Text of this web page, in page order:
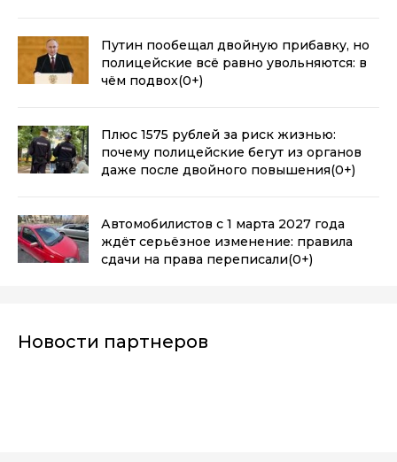
Путин пообещал двойную прибавку, но
полицейские всё равно увольняются: в
чём подвох(0+)
Плюс 1575 рублей за риск жизнью:
почему полицейские бегут из органов
даже после двойного повышения(0+)
Автомобилистов с 1 марта 2027 года
ждёт серьёзное изменение: правила
сдачи на права переписали(0+)
Новости партнеров